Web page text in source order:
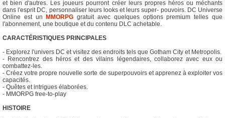
et bien d'autres. Les joueurs pourront créer leurs propres héros ou méchants
dans l'esprit DC, personnaliser leurs looks et leurs super- pouvoirs. DC Universe
Online est un
MMORPG gratuit avec quelques options premium telles que
l'abonnement, une boutique et du contenu DLC achetable.
CARACTÉRISTIQUES PRINCIPALES
- Explorez l'univers DC et visitez des endroits tels que Gotham City et Metropolis.
- Rencontrez des héros et des vilains légendaires, collaborez avec eux ou
combattez-les.
- Créez votre propre nouvelle sorte de superpouvoirs et apprenez à exploiter vos
capacités.
- Quêtes et intrigues élaborées.
- MMORPG free-to-play
HISTOIRE